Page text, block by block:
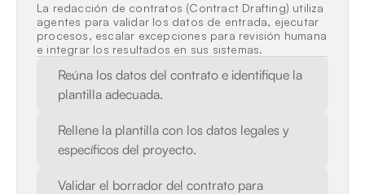
Reúna los datos del contrato e identifique la
plantilla adecuada.
Rellene la plantilla con los datos legales y
específicos del proyecto.
Validar el borrador del contrato para
La redacción de contratos (Contract Drafting) utiliza
agentes para validar los datos de entrada, ejecutar
procesos, escalar excepciones para revisión humana
e integrar los resultados en sus sistemas.